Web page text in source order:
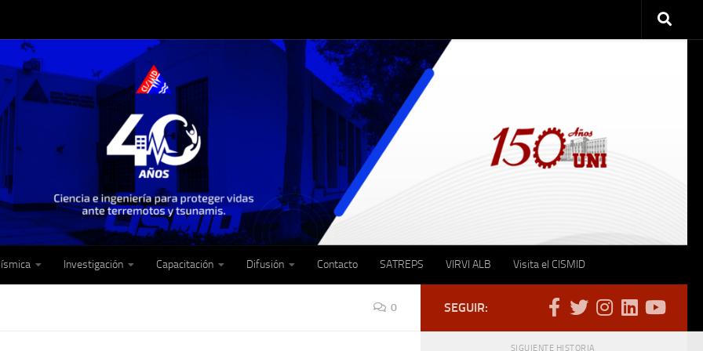
Investigación Capacitación Difusión Contacto SATREPS VIRVI ALB Visita el CISMID
0 SEGUIR:
SIGUIENTE HISTORIA